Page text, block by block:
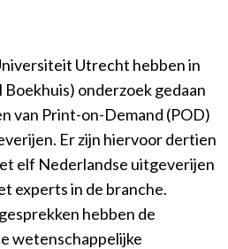
Utrecht hebben in
onderzoek gedaan
van Print-on-Demand (POD)
Er zijn hiervoor dertien
elf Nederlandse uitgeverijen
experts in de branche.
hebben de
wetenschappelijke